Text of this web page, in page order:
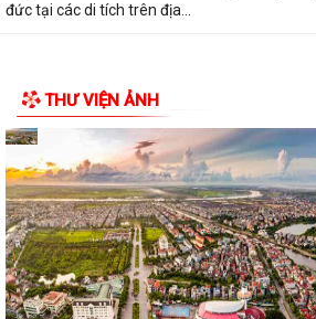
đức tại các di tích trên địa...
THƯ VIỆN ẢNH